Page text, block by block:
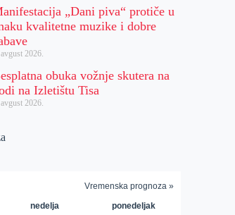
„Dani piva“ protiče u
kvalitetne muzike i dobre
2026.
obuka vožnje skutera na
na Izletištu Tisa
2026.